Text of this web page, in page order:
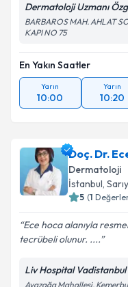
Dermatoloji Uzmanı
BARBAROS MAH. AHLAT
KAPI NO 75
En Yakın Saatler
Yarın
10:00
Yarın
10:20
Doç. Dr.
Dermatoloji
İstanbul,
5 (1
Ece hoca alanıyla
tecrübeli olunur. ....
Liv Hospital Vadistanbul
Ayazağa Mahallesi,